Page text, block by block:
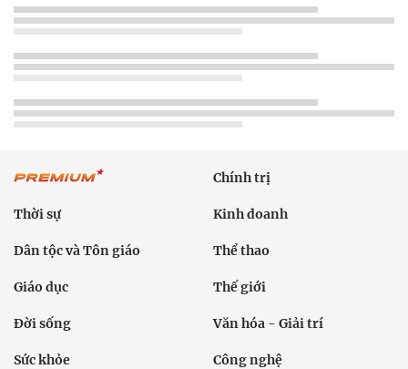
Chính trị
Thời sự Kinh doanh
Dân tộc và Tôn giáo Thể thao
Giáo dục Thế giới
Đời sống Văn hóa - Giải trí
Sức khỏe Công nghệ